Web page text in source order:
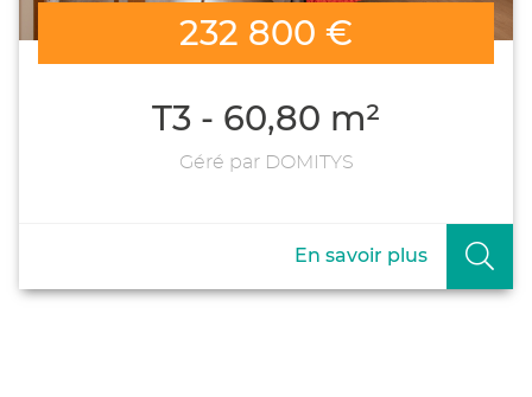
232 800 €
T3 - 60,80 m²
Géré par DOMITYS
En savoir plus